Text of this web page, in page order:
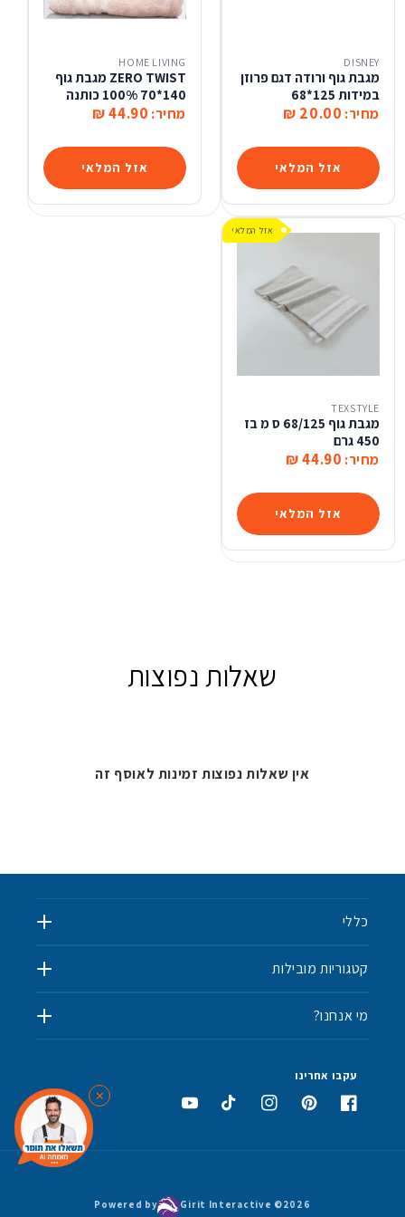
אזל המלאי
DISNEY
מגבת גוף ורודה דגם פרוזן
במידות 125*68
מחיר: 20.00 ₪
אזל המלאי
HOME LIVING
ZERO TWIST מגבת גוף
140*70 100% כותנה
מחיר: 44.90 ₪
אזל המלאי
אזל המלאי
TEXSTYLE
מגבת גוף 68/125 ס מ בז
450 גרם
מחיר: 44.90 ₪
שאלות נפוצות
אין שאלות נפוצות זמינות לאוסף זה
כללי
קטגוריות מובילות
מי אנחנו?
עקבו אחרינו
פייסבוק פינטרסט אינסטגרם טיקטוק יוטיוב
Powered by Girit Interactive ©2026
✕